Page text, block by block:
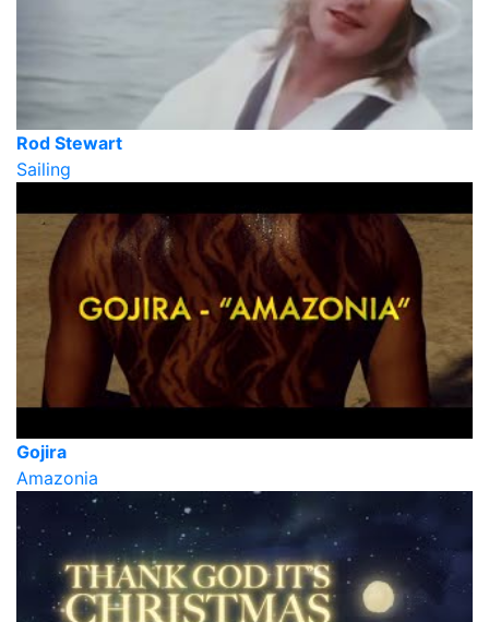
Rod Stewart
Sailing
Gojira
Amazonia